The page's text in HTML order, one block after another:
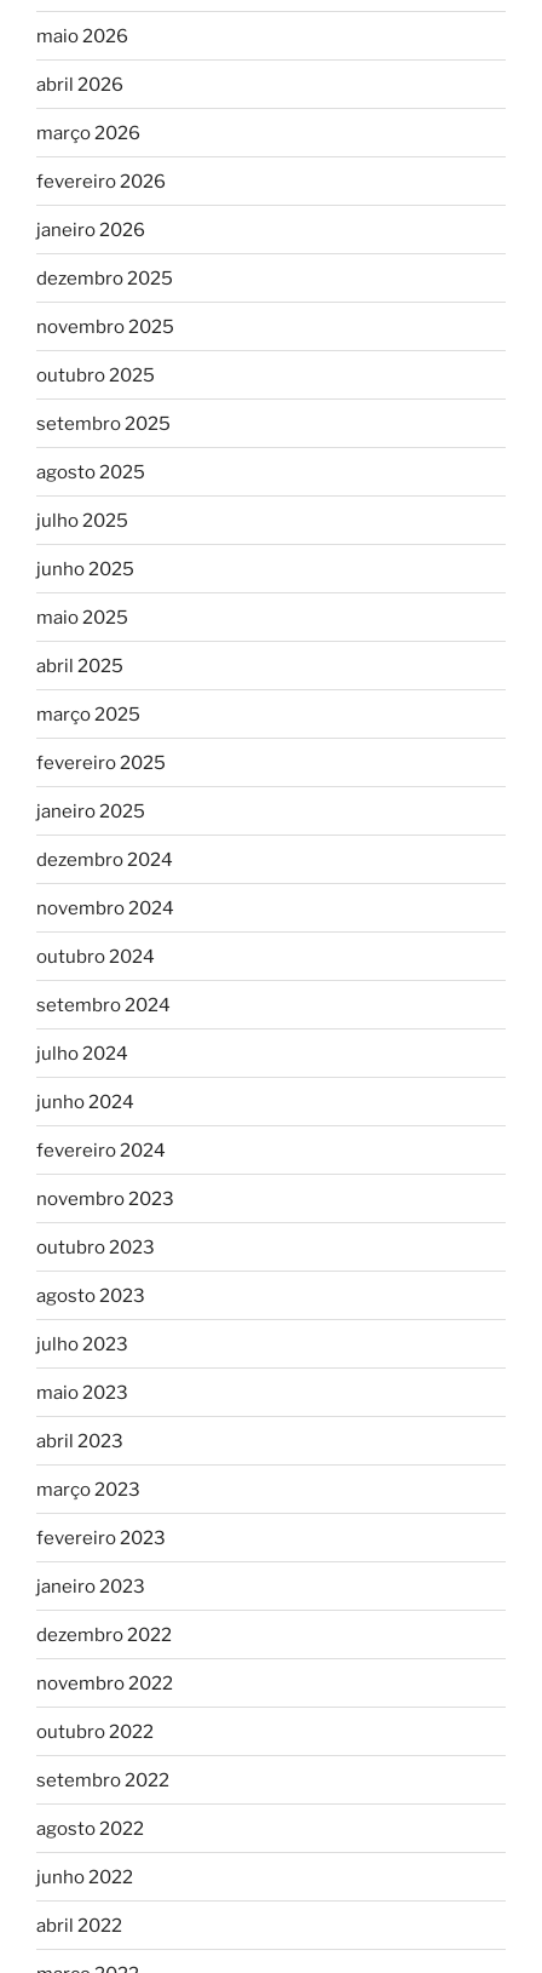
maio 2026
abril 2026
março 2026
fevereiro 2026
janeiro 2026
dezembro 2025
novembro 2025
outubro 2025
setembro 2025
agosto 2025
julho 2025
junho 2025
maio 2025
abril 2025
março 2025
fevereiro 2025
janeiro 2025
dezembro 2024
novembro 2024
outubro 2024
setembro 2024
julho 2024
junho 2024
fevereiro 2024
novembro 2023
outubro 2023
agosto 2023
julho 2023
maio 2023
abril 2023
março 2023
fevereiro 2023
janeiro 2023
dezembro 2022
novembro 2022
outubro 2022
setembro 2022
agosto 2022
junho 2022
abril 2022